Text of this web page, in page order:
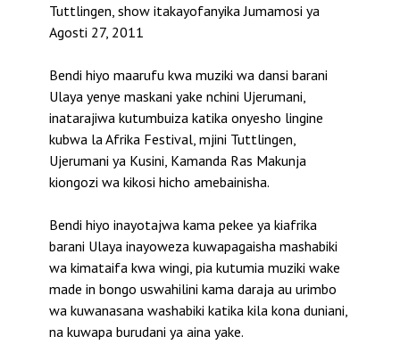
Tuttlingen, show itakayofanyika Jumamosi ya
Agosti 27, 2011
Bendi hiyo maarufu kwa muziki wa dansi barani
Ulaya yenye maskani yake nchini Ujerumani,
inatarajiwa kutumbuiza katika onyesho lingine
kubwa la Afrika Festival, mjini Tuttlingen,
Ujerumani ya Kusini, Kamanda Ras Makunja
kiongozi wa kikosi hicho amebainisha.
Bendi hiyo inayotajwa kama pekee ya kiafrika
barani Ulaya inayoweza kuwapagaisha mashabiki
wa kimataifa kwa wingi, pia kutumia muziki wake
made in bongo uswahilini kama daraja au urimbo
wa kuwanasana washabiki katika kila kona duniani,
na kuwapa burudani ya aina yake.